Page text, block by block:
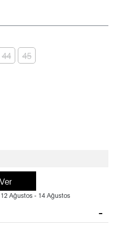
44 45
12 Ağustos - 14 Ağustos